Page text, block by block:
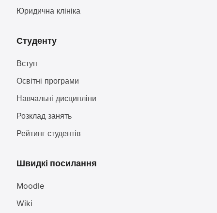
Юридична клініка
Студенту
Вступ
Освітні програми
Навчальні дисципліни
Розклад занять
Рейтинг студентів
Швидкі посилання
Moodle
Wiki